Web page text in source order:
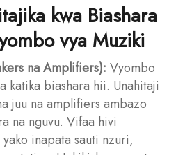
kwa Biashara
vya Muziki
na Amplifiers): Vyombo
katika biashara hii. Unahitaji
juu na amplifiers ambazo
na nguvu. Vifaa hivi
inapata sauti nzuri,